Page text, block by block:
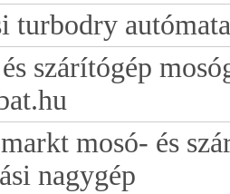
turbodry
szárítógép
mosó- és
nagygép